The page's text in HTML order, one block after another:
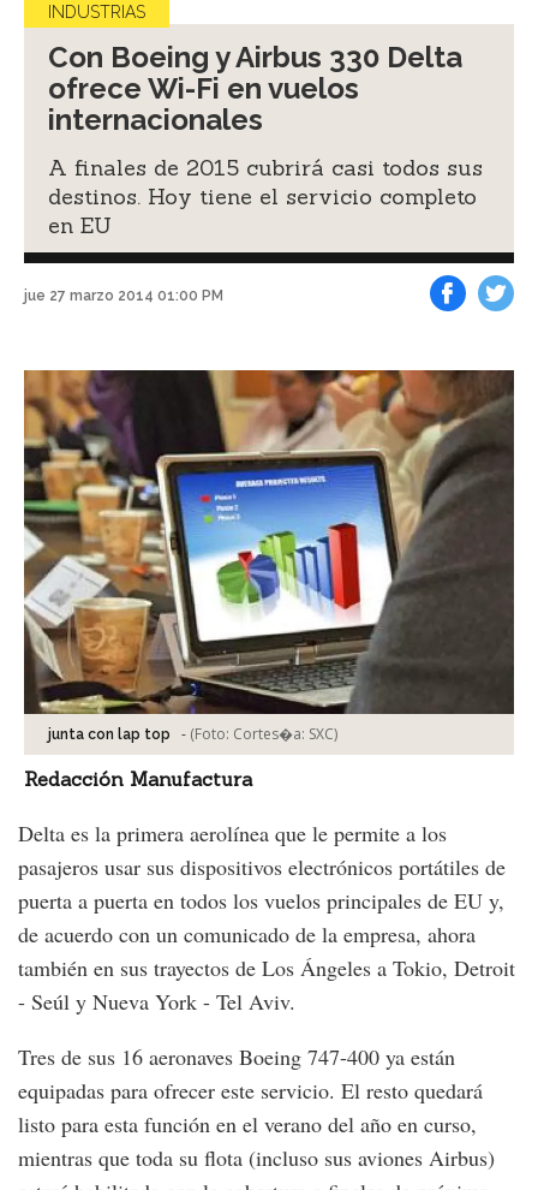
INDUSTRIAS
Con Boeing y Airbus 330 Delta
ofrece Wi-Fi en vuelos
internacionales
A finales de 2015 cubrirá casi todos sus
destinos. Hoy tiene el servicio completo
en EU
jue 27 marzo 2014 01:00 PM
junta con lap top - (Foto: Cortes�a: SXC)
Redacción Manufactura
Delta es la primera aerolínea que le permite a los
pasajeros usar sus dispositivos electrónicos portátiles de
puerta a puerta en todos los vuelos principales de EU y,
de acuerdo con un comunicado de la empresa, ahora
también en sus trayectos de Los Ángeles a Tokio, Detroit
- Seúl y Nueva York - Tel Aviv.
Tres de sus 16 aeronaves Boeing 747-400 ya están
equipadas para ofrecer este servicio. El resto quedará
listo para esta función en el verano del año en curso,
mientras que toda su flota (incluso sus aviones Airbus)